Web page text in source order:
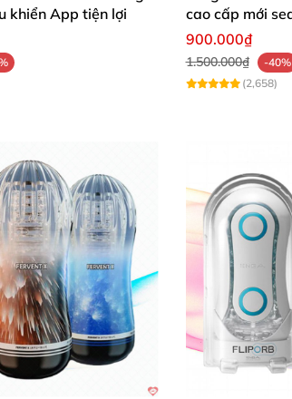
khác nhau có tác dụng tăng ma sát ,
mềm mịnvà êm ái. Đồ chơi tình
sử dụng.
khiển App tiện lợi
cao cấp mới
900.000₫
1.500.000₫
-40%
(2,658)